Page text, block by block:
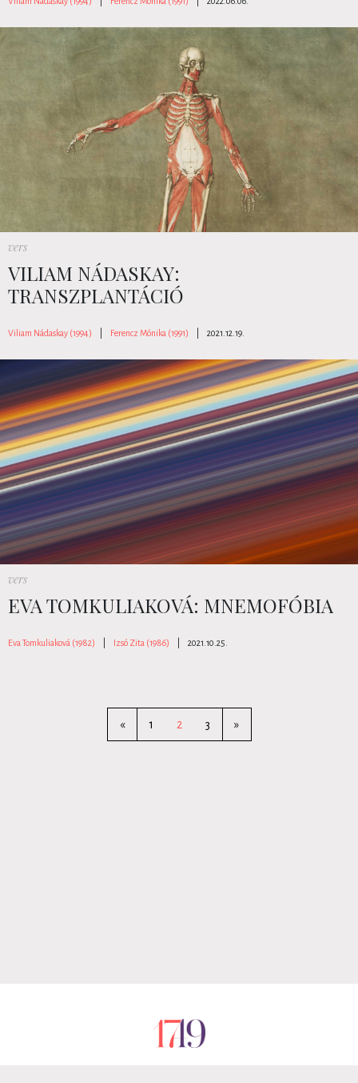
vers
VILIAM NÁDASKAY:
TRANSZPLANTÁCIÓ
Viliam Nádaskay (1994) Ferencz Mónika (1991) 2021.12.19.
vers
EVA TOMKULIAKOVÁ: MNEMOFÓBIA
Eva Tomkuliaková (1982) Izsó Zita (1986) 2021.10.25.
« 1 2 3 »